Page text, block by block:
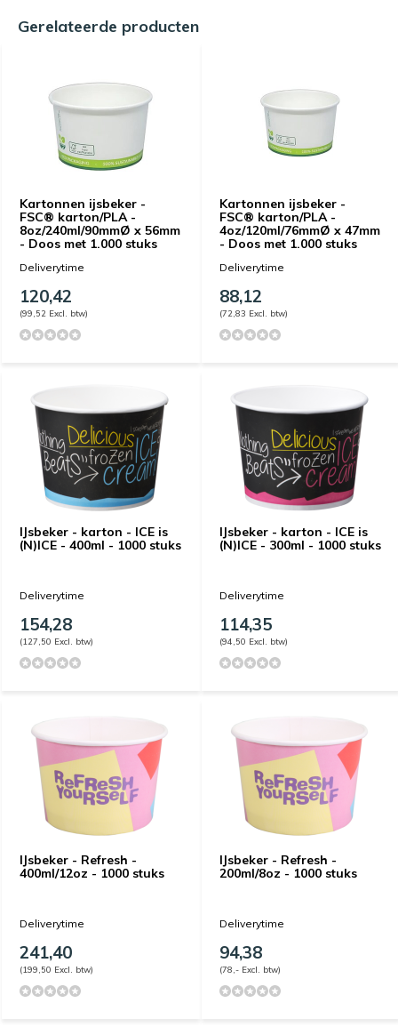
Gerelateerde producten
Kartonnen ijsbeker -
FSC® karton/PLA -
8oz/240ml/90mmØ x 56mm
- Doos met 1.000 stuks
Deliverytime
120,42
(99,52 Excl. btw)
Kartonnen ijsbeker -
FSC® karton/PLA -
4oz/120ml/76mmØ x 47mm
- Doos met 1.000 stuks
Deliverytime
88,12
(72,83 Excl. btw)
IJsbeker - karton - ICE is
(N)ICE - 400ml - 1000 stuks
Deliverytime
154,28
(127,50 Excl. btw)
IJsbeker - karton - ICE is
(N)ICE - 300ml - 1000 stuks
Deliverytime
114,35
(94,50 Excl. btw)
IJsbeker - Refresh -
400ml/12oz - 1000 stuks
Deliverytime
241,40
(199,50 Excl. btw)
IJsbeker - Refresh -
200ml/8oz - 1000 stuks
Deliverytime
94,38
(78,- Excl. btw)